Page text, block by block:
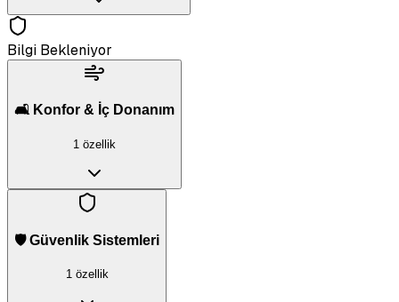
Bilgi Bekleniyor
🛋️ Konfor & İç Donanım
1 özellik
🛡️ Güvenlik Sistemleri
1 özellik